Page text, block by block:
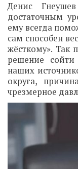
Денис
достаточным
ему всегда
сам способен
жёсткому». Так
решение
наших
округа,
чрезмерное